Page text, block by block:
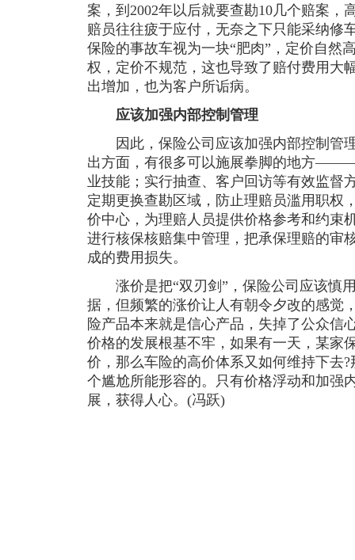
案，到2002年以后就要查勘10几个赔案，
赔员往往疲于应付，无奈之下只能采纳修
保险的事故车视为一块“肥肉”，定价自然
权，定价不规范，这也导致了赔付费用大
出增加，也为客户所诟病。
应该加强内部控制管理
因此，保险公司应该加强内部控制管
出方面，有很多可以施展拳脚的地方
业技能；实行抽查、客户回访等有效监督
定期更换查勘区域，防止理赔员滥用职权
价中心，为理赔人员提供价格参考和约束
进行核保核赔集中管理，把承保理赔的审
成的费用损失。
涨价是把“双刃剑”，保险公司应该慎
据，但频繁的涨价让人有朝令夕改的感觉
险产品本来就是信心产品，失掉了公众信
价格的发展根基不牢，如果有一天，某家
价，那么车险的高价体系又如何维持下去
个尴尬所能形容的。只有价格浮动和加强
展，获得人心。(冯跃)